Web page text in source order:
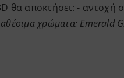
θα αποκτήσει: - αντοχή
χρώματα: Emerald